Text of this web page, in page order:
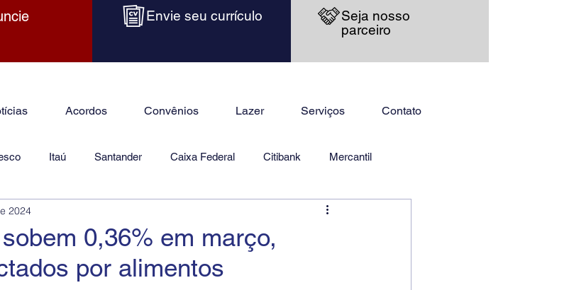
Envie seu currículo
Seja nosso
parceiro
Acordos Convênios Lazer Serviços Contato
Itaú Santander Caixa Federal Citibank Mercantil
0,36% em março,
por alimentos
2024